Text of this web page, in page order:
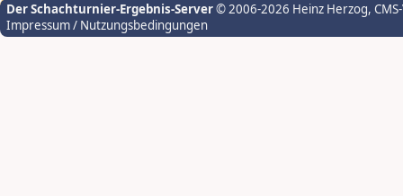
Der Schachturnier-Ergebnis-Server© 2006-2026 Heinz Herzog,
Impressum / Nutzungsbedingungen